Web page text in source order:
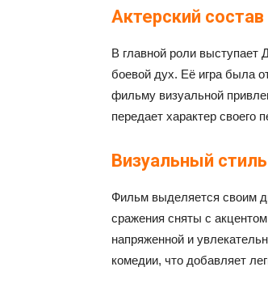
Актерский состав
В главной роли выступает
боевой дух. Её игра была
фильму визуальной
передает характер своего
Визуальный
Фильм выделяется своим
сражения сняты с
напряженной и
комедии, что добавляет